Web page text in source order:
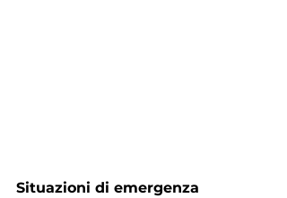
Situazioni di emergenza